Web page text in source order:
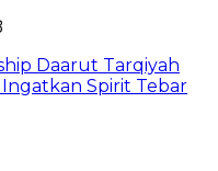
Daarut Tarqiyah
Spirit Tebar